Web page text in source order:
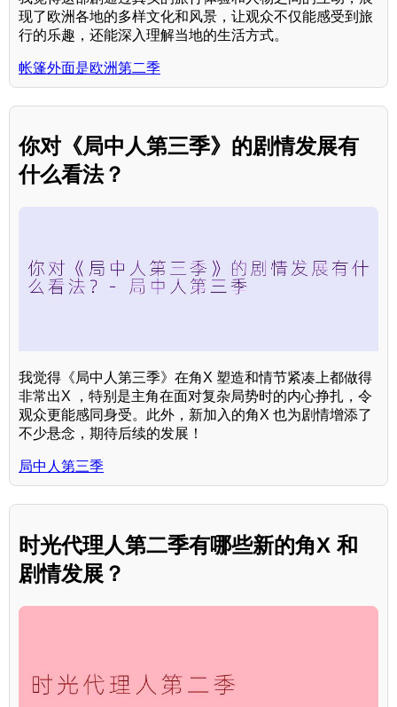
现了欧洲各地的多样文化和风景，让观众不仅能感受到旅
行的乐趣，还能深入理解当地的生活方式。
帐篷外面是欧洲第二季
你对《局中人第三季》的剧情发展有
什么看法？
我觉得《局中人第三季》在角X 塑造和情节紧凑上都做得
非常出X ，特别是主角在面对复杂局势时的内心挣扎，令
观众更能感同身受。此外，新加入的角X 也为剧情增添了
不少悬念，期待后续的发展！
局中人第三季
时光代理人第二季有哪些新的角X 和
剧情发展？